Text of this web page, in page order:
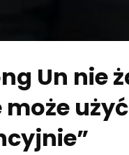
Un nie
może